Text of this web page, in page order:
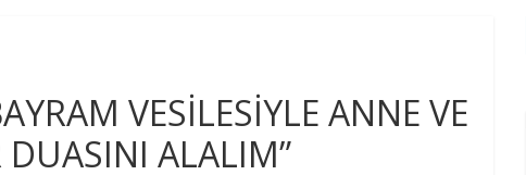
VESİLESİYLE ANNE VE
ALALIM”